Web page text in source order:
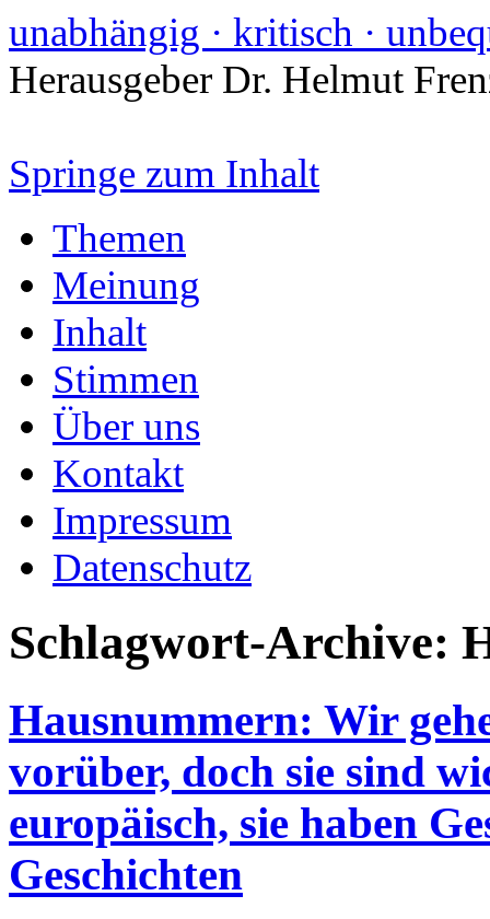
unabhängig · kritisch ·
Herausgeber Dr. Helmut
Springe zum Inhalt
Themen
Meinung
Inhalt
Stimmen
Über uns
Kontakt
Impressum
Datenschutz
Schlagwort-Archive:
Hausnummern: Wir
vorüber, doch sie sind
europäisch, sie haben
Geschichten